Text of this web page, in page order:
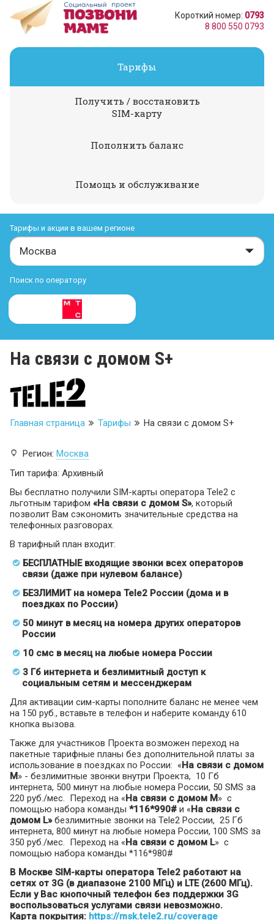
Короткий номер: 0793
8 800 550 0793
Тарифы
Получить / восстановить
SIM-карту
Пополнить баланс
Помощь и обслуживание
Тарифы и акции в вашем регионе
Москва
Поиск по оператору
На связи с домом S+
Главная страница Тарифы На связи с домом S+
Регион: Москва
Тип тарифа: Архивный
Вы бесплатно получили SIM-карты оператора Tele2 с
льготным тарифом «На связи с домом S», который
позволит Вам сэкономить значительные средства на
телефонных разговорах.
В тарифный план входит:
БЕСПЛАТНЫЕ входящие звонки всех операторов
связи (даже при нулевом балансе)
БЕЗЛИМИТ на номера Tele2 России (дома и в
поездках по России)
50 минут в месяц на номера других операторов
России
10 смс в месяц на любые номера России
3 Гб интернета и безлимитный доступ к
социальным сетям и мессенджерам
Для активации сим-карты пополните баланс не менее чем
на 150 руб., вставьте в телефон и наберите команду 610
кнопка вызова.
Также для участников Проекта возможен переход на
пакетные тарифные планы без дополнительной платы за
использование в поездках по России: «На связи с домом
M» - безлимитные звонки внутри Проекта, 10 Гб
интернета, 500 минут на любые номера России, 50 SMS за
220 руб./мес. Переход на «На связи с домом M» с
помощью набора команды *116*990# и «На связи с
домом L»безлимитные звонки на Tele2 России, 25 Гб
интернета, 800 минут на любые номера России, 100 SMS за
350 руб./мес. Переход на «На связи с домом L» с
помощью набора команды *116*980#
В Москве SIM-карты оператора Tele2 работают на
сетях от 3G (в диапазоне 2100 МГц) и LTE (2600 МГц).
Если у Вас кнопочный телефон без поддержки 3G
воспользоваться услугами связи невозможно.
Карта покрытия: https://msk.tele2.ru/coverage